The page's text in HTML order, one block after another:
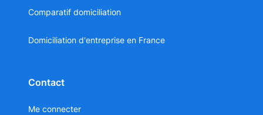
Comparatif domiciliation
Domiciliation d'entreprise en France
Contact
Me connecter